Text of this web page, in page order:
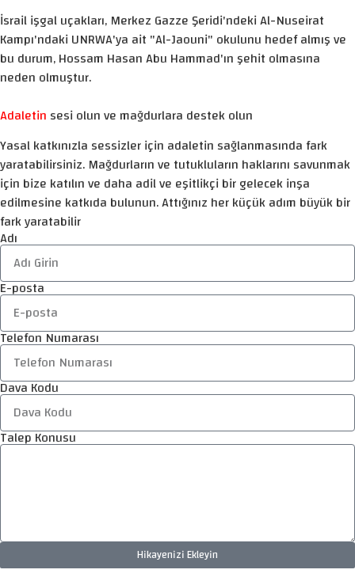
İsrail işgal uçakları, Merkez Gazze Şeridi'ndeki Al-Nuseirat
Kampı'ndaki UNRWA'ya ait "Al-Jaouni" okulunu hedef almış ve
bu durum, Hossam Hasan Abu Hammad'ın şehit olmasına
neden olmuştur.
Adaletin sesi olun ve mağdurlara destek olun
Yasal katkınızla sessizler için adaletin sağlanmasında fark
yaratabilirsiniz. Mağdurların ve tutukluların haklarını savunmak
için bize katılın ve daha adil ve eşitlikçi bir gelecek inşa
edilmesine katkıda bulunun. Attığınız her küçük adım büyük bir
fark yaratabilir
Adı
E-posta
Telefon Numarası
Dava Kodu
Talep Konusu
Hikayenizi Ekleyin